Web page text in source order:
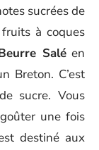
sucrées de
à coques
Saléen
Breton. C’est
sucre. Vous
une fois
destiné aux